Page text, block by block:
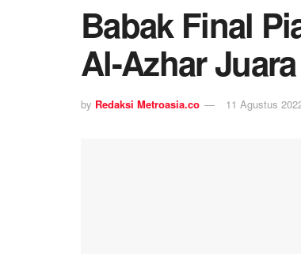
Babak Final
Al-Azhar Juara
by Redaksi Metroasia.co 11 Agustus